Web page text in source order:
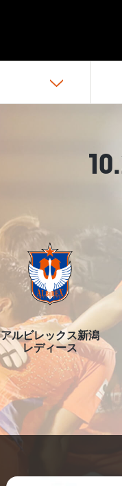
アルビレックス新潟
レディース